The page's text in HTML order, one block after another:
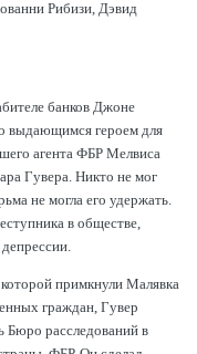
Рибизи, Дэвид
банков Джоне
выдающимся героем для
агента ФБР Мелвиса
Гувера. Никто не мог
не могла его удержать.
в обществе,
примкнули Малявка
граждан, Гувер
Бюро расследований в